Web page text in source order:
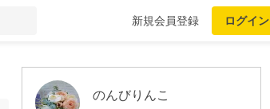
新規会員登録 ログイン
のんびりんこ